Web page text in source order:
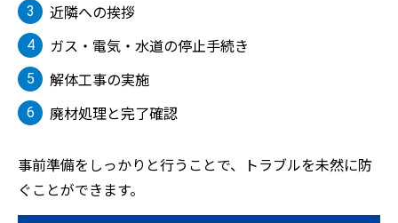
近隣への挨拶
ガス・電気・水道の停止手続き
解体工事の実施
廃材処理と完了確認
事前準備をしっかりと行うことで、トラブルを未然に防
ぐことができます。